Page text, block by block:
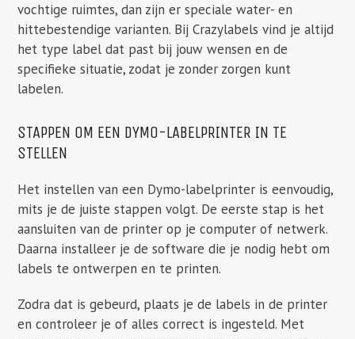
vochtige ruimtes, dan zijn er speciale water- en
hittebestendige varianten. Bij Crazylabels vind je altijd
het type label dat past bij jouw wensen en de
specifieke situatie, zodat je zonder zorgen kunt
labelen.
STAPPEN OM EEN DYMO-LABELPRINTER IN TE
STELLEN
Het instellen van een Dymo-labelprinter is eenvoudig,
mits je de juiste stappen volgt. De eerste stap is het
aansluiten van de printer op je computer of netwerk.
Daarna installeer je de software die je nodig hebt om
labels te ontwerpen en te printen.
Zodra dat is gebeurd, plaats je de labels in de printer
en controleer je of alles correct is ingesteld. Met